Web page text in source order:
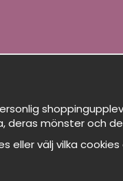
deras mönster och
eller välj vilka